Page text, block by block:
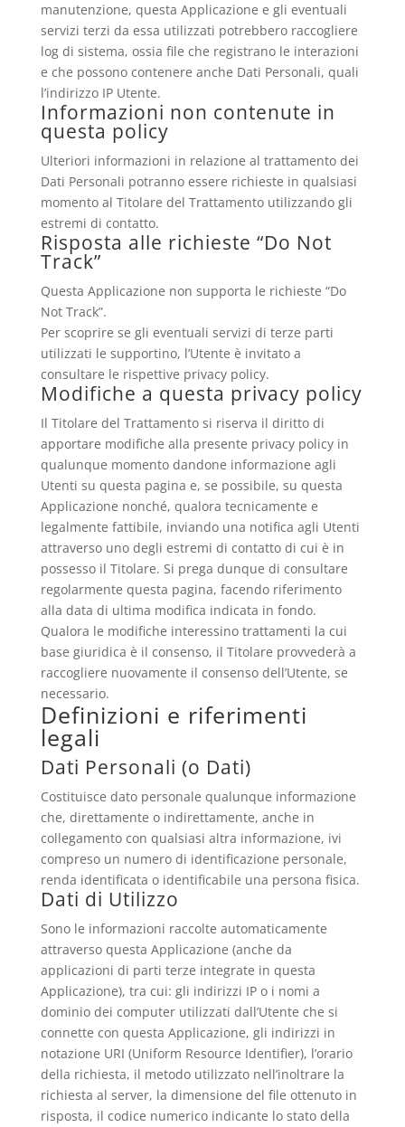
manutenzione, questa Applicazione e gli eventuali
servizi terzi da essa utilizzati potrebbero raccogliere
log di sistema, ossia file che registrano le interazioni
e che possono contenere anche Dati Personali, quali
l’indirizzo IP Utente.
Informazioni non contenute in
questa policy
Ulteriori informazioni in relazione al trattamento dei
Dati Personali potranno essere richieste in qualsiasi
momento al Titolare del Trattamento utilizzando gli
estremi di contatto.
Risposta alle richieste “Do Not
Track”
Questa Applicazione non supporta le richieste “Do
Not Track”.
Per scoprire se gli eventuali servizi di terze parti
utilizzati le supportino, l’Utente è invitato a
consultare le rispettive privacy policy.
Modifiche a questa privacy policy
Il Titolare del Trattamento si riserva il diritto di
apportare modifiche alla presente privacy policy in
qualunque momento dandone informazione agli
Utenti su questa pagina e, se possibile, su questa
Applicazione nonché, qualora tecnicamente e
legalmente fattibile, inviando una notifica agli Utenti
attraverso uno degli estremi di contatto di cui è in
possesso il Titolare. Si prega dunque di consultare
regolarmente questa pagina, facendo riferimento
alla data di ultima modifica indicata in fondo.
Qualora le modifiche interessino trattamenti la cui
base giuridica è il consenso, il Titolare provvederà a
raccogliere nuovamente il consenso dell’Utente, se
necessario.
Definizioni e riferimenti
legali
Dati Personali (o Dati)
Costituisce dato personale qualunque informazione
che, direttamente o indirettamente, anche in
collegamento con qualsiasi altra informazione, ivi
compreso un numero di identificazione personale,
renda identificata o identificabile una persona fisica.
Dati di Utilizzo
Sono le informazioni raccolte automaticamente
attraverso questa Applicazione (anche da
applicazioni di parti terze integrate in questa
Applicazione), tra cui: gli indirizzi IP o i nomi a
dominio dei computer utilizzati dall’Utente che si
connette con questa Applicazione, gli indirizzi in
notazione URI (Uniform Resource Identifier), l’orario
della richiesta, il metodo utilizzato nell’inoltrare la
richiesta al server, la dimensione del file ottenuto in
risposta, il codice numerico indicante lo stato della